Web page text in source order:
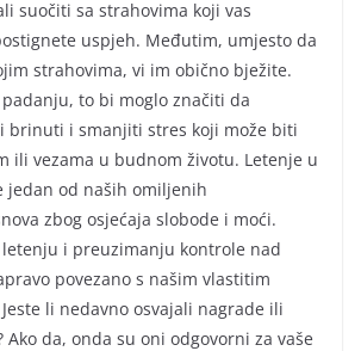
suočiti sa strahovima koji vas
uspjeh. Međutim, umjesto da
strahovima, vi im obično bježite.
to bi moglo značiti da
brinuti i smanjiti stres koji može biti
ili vezama u budnom životu. Letenje u
jedan od naših omiljenih
zbog osjećaja slobode i moći.
letenju i preuzimanju kontrole nad
povezano s našim vlastitim
li nedavno osvajali nagrade ili
da, onda su oni odgovorni za vaše